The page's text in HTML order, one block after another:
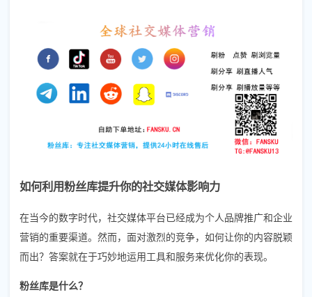
如何利用粉丝库提升你的社交媒体影响力
在当今的数字时代，社交媒体平台已经成为个人品牌推广和企业
营销的重要渠道。然而，面对激烈的竞争，如何让你的内容脱颖
而出？答案就在于巧妙地运用工具和服务来优化你的表现。
粉丝库是什么？